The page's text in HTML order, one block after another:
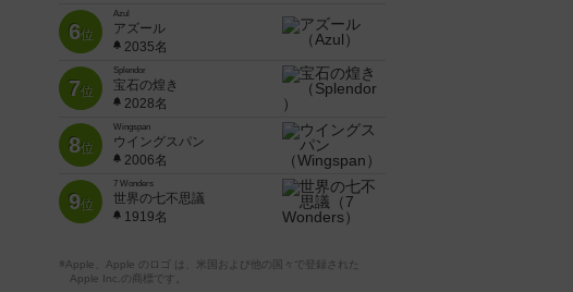
6位
Azul
アズール
2035名
7位
Splendor
宝石の煌き
2028名
8位
Wingspan
ウイングスパン
2006名
9位
7 Wonders
世界の七不思議
1919名
※Apple、Apple のロゴ は、米国および他の国々で登録された
Apple Inc.の商標です。